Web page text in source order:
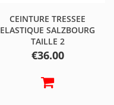
CEINTURE TRESSEE
ELASTIQUE SALZBOURG
TAILLE 2
Price
€36.00